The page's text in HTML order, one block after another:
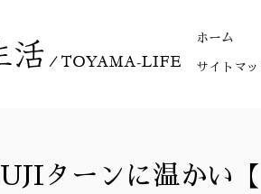
ホーム
サイトマ
UJIターンに温かい